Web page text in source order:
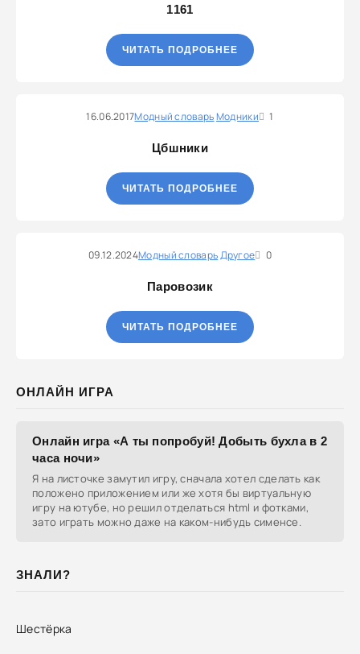
1161
ЧИТАТЬ ПОДРОБНЕЕ
16.06.2017Модный словарьМодники 1
Цбшники
ЧИТАТЬ ПОДРОБНЕЕ
09.12.2024Модный словарьДругое 0
Паровозик
ЧИТАТЬ ПОДРОБНЕЕ
ОНЛАЙН ИГРА
Онлайн игра «А ты попробуй! Добыть бухла в 2
часа ночи»
Я на листочке замутил игру, сначала хотел сделать как
положено приложением или же хотя бы виртуальную
игру на ютубе, но решил отделаться html и фотками,
зато играть можно даже на каком-нибудь сименсе.
ЗНАЛИ?
Шестёрка